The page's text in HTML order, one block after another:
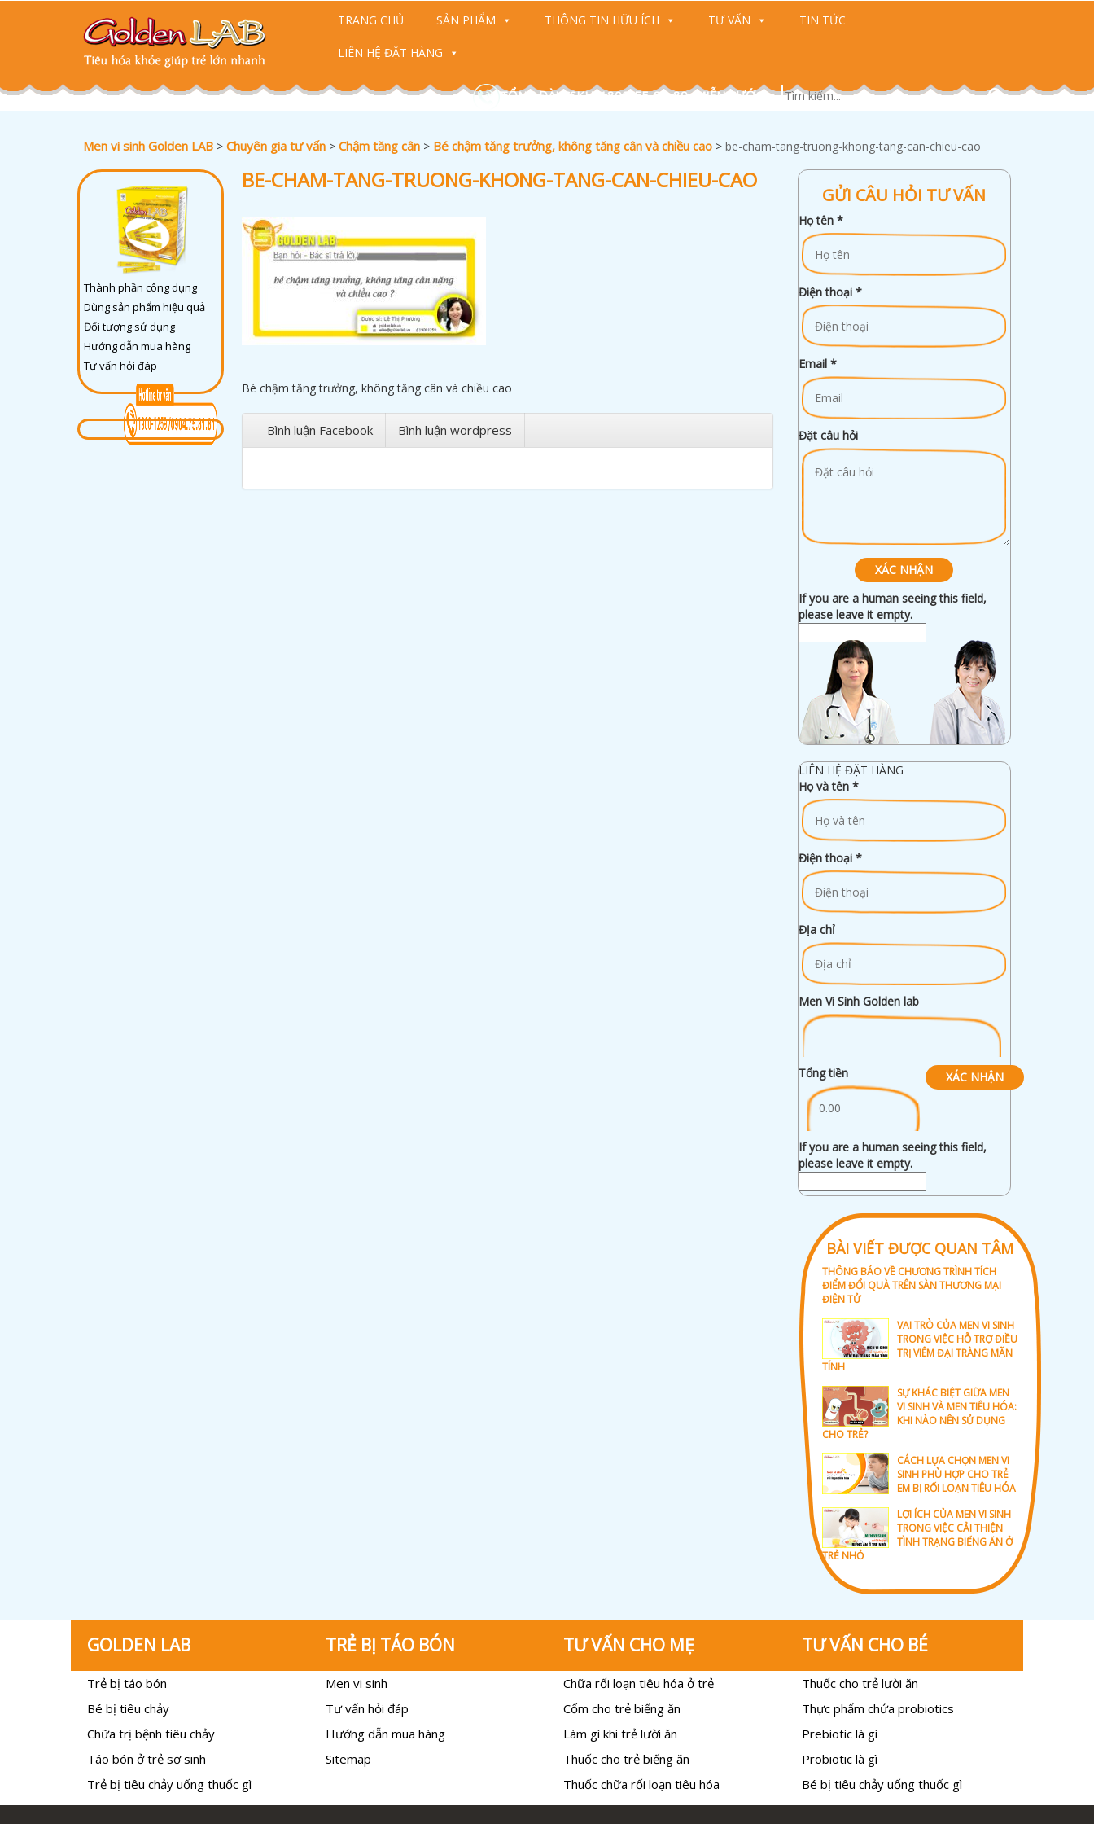
TRANG CHỦ SẢN PHẨM THÔNG TIN HỮU ÍCH TƯ VẤN TIN TỨC
LIÊN HỆ ĐẶT HÀNG
TỔNG ĐÀI CSKH: 1800-55-88-89 (MIỄN CƯỚC)
Men vi sinh Golden LAB > Chuyên gia tư vấn > Chậm tăng cân > Bé chậm tăng trưởng, không tăng cân và chiều cao > be-cham-tang-truong-khong-tang-can-chieu-cao
Thành phần công dụng
Dùng sản phẩm hiệu quả
Đối tượng sử dụng
Hướng dẫn mua hàng
Tư vấn hỏi đáp
BE-CHAM-TANG-TRUONG-KHONG-TANG-CAN-CHIEU-CAO
Bé chậm tăng trưởng, không tăng cân và chiều cao
Bình luận Facebook Bình luận wordpress
GỬI CÂU HỎI TƯ VẤN
Họ tên *
Điện thoại *
Email *
Đặt câu hỏi
If you are a human seeing this field,
please leave it empty.
LIÊN HỆ ĐẶT HÀNG
Họ và tên *
Điện thoại *
Địa chỉ
Men Vi Sinh Golden lab
Tổng tiền
0.00
If you are a human seeing this field,
please leave it empty.
BÀI VIẾT ĐƯỢC QUAN TÂM
THÔNG BÁO VỀ CHƯƠNG TRÌNH TÍCH
ĐIỂM ĐỔI QUÀ TRÊN SÀN THƯƠNG MẠI
ĐIỆN TỬ
VAI TRÒ CỦA MEN VI SINH
TRONG VIỆC HỖ TRỢ ĐIỀU
TRỊ VIÊM ĐẠI TRÀNG MÃN
TÍNH
SỰ KHÁC BIỆT GIỮA MEN
VI SINH VÀ MEN TIÊU HÓA:
KHI NÀO NÊN SỬ DỤNG
CHO TRẺ?
CÁCH LỰA CHỌN MEN VI
SINH PHÙ HỢP CHO TRẺ
EM BỊ RỐI LOẠN TIÊU HÓA
LỢI ÍCH CỦA MEN VI SINH
TRONG VIỆC CẢI THIỆN
TÌNH TRẠNG BIẾNG ĂN Ở
TRẺ NHỎ
GOLDEN LAB
Trẻ bị táo bón
Bé bị tiêu chảy
Chữa trị bệnh tiêu chảy
Táo bón ở trẻ sơ sinh
Trẻ bị tiêu chảy uống thuốc gì
TRẺ BỊ TÁO BÓN
Men vi sinh
Tư vấn hỏi đáp
Hướng dẫn mua hàng
Sitemap
TƯ VẤN CHO MẸ
Chữa rối loạn tiêu hóa ở trẻ
Cốm cho trẻ biếng ăn
Làm gì khi trẻ lười ăn
Thuốc cho trẻ biếng ăn
Thuốc chữa rối loạn tiêu hóa
TƯ VẤN CHO BÉ
Thuốc cho trẻ lười ăn
Thực phẩm chứa probiotics
Prebiotic là gì
Probiotic là gì
Bé bị tiêu chảy uống thuốc gì